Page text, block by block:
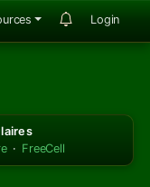
Login
· FreeCell